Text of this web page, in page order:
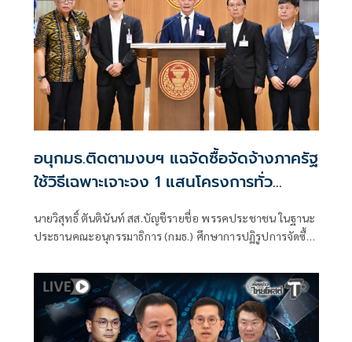
อนุกมธ.ติดตามงบฯ แฉจัดซื้อจัดจ้างภาครัฐ
ใช้วิธีเฉพาะเจาะจง 1 แสนโครงการทั่ว
ประเทศ เอื้อทุจริตงบกว่า 5 หมื่นล้านบาท
นายวิสุทธิ์ ตันตินันท์ สส.บัญชีรายชื่อ พรรคประชาชน ในฐานะ
ประธานคณะอนุกรรมาธิการ (กมธ.) ศึกษาการปฏิรูปการจัดซื้อ
ติดตามการบริหารงบประมาณ สภาผู้แทนราษฎร แถลงความ
คืบหน้า "การศึกษาการปฏิรูปการจัดซื้อจัดจ้างภาครัฐ" ว่า คณะ
อนุกรรมาธิการชุดนี้ประกอบด้วยตัวแทน สส.